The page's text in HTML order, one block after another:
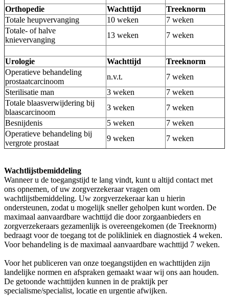
Orthopedie Wachttijd
Treeknorm
Totale heupvervanging
10 weken
7 weken
Totale- of halve
knievervanging
13 weken 7 weken
Urologie Wachttijd
Treeknorm
Operatieve behandeling
prostaatcarcinoom
n.v.t.
7 weken
Sterilisatie man
3 weken
7 weken
Totale blaasverwijdering bij
blaascarcinoom
3 weken
7 weken
Besnijdenis
5 weken
7 weken
Operatieve behandeling bij
vergrote prostaat
9 weken 7 weken
Wachtlijstbemiddeling
Wanneer u de toegangstijd te lang vindt, kunt u altijd contact met
ons opnemen, of uw zorgverzekeraar vragen om
wachtlijstbemiddeling. Uw zorgverzekeraar kan u hierin
ondersteunen, zodat u mogelijk sneller geholpen kunt worden. De
maximaal aanvaardbare wachttijd die door zorgaanbieders en
zorgverzekeraars gezamenlijk is overeengekomen (de Treeknorm)
bedraagt voor de toegang tot de polikliniek en diagnostiek 4 weken.
Voor behandeling is de maximaal aanvaardbare wachttijd 7 weken.
Voor het publiceren van onze toegangstijden en wachttijden zijn
landelijke normen en afspraken gemaakt waar wij ons aan houden.
De getoonde wachttijden kunnen in de praktijk per
specialisme/specialist, locatie en urgentie afwijken.